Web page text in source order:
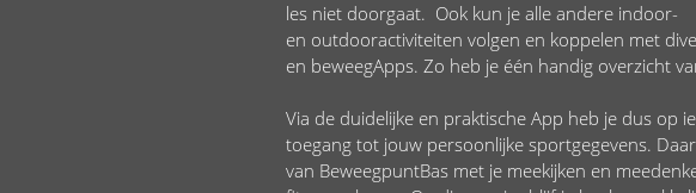
les niet doorgaat. Ook kun je alle andere indoor-
en outdooractiviteiten volgen en koppelen met
en beweegApps. Zo heb je één handig overzicht
Via de duidelijke en praktische App heb je dus op
toegang tot jouw persoonlijke sportgegevens.
van BeweegpuntBas met je meekijken en